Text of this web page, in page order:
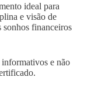
ideal para
e visão de
sonhos financeiros
e não